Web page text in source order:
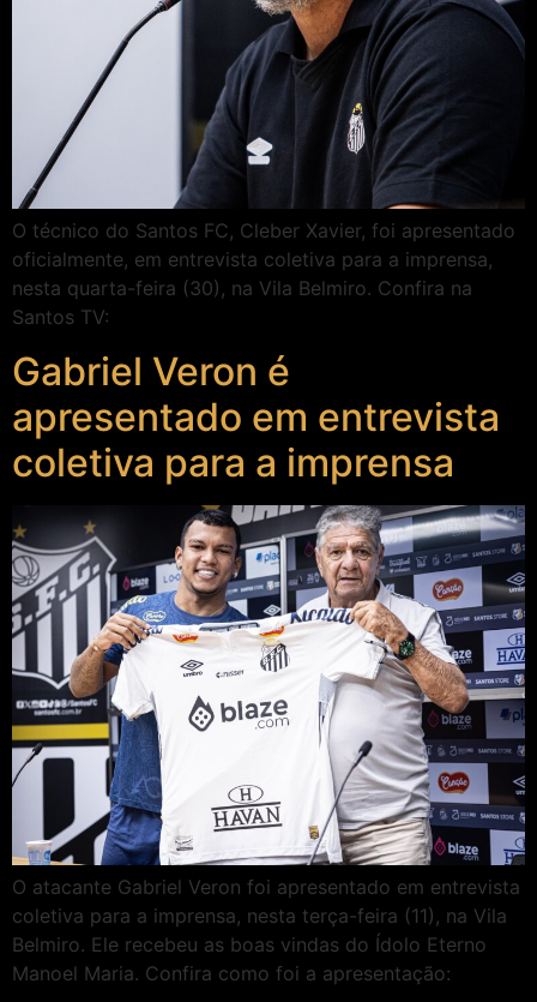
O técnico do Santos FC, Cleber Xavier, foi apresentado
oficialmente, em entrevista coletiva para a imprensa,
nesta quarta-feira (30), na Vila Belmiro. Confira na
Santos TV:
Gabriel Veron é
apresentado em entrevista
coletiva para a imprensa
O atacante Gabriel Veron foi apresentado em entrevista
coletiva para a imprensa, nesta terça-feira (11), na Vila
Belmiro. Ele recebeu as boas vindas do Ídolo Eterno
Manoel Maria. Confira como foi a apresentação: